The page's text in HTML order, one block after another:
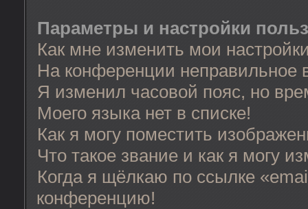
Параметры и настройки
Как мне изменить мои
На конференции неправильное
Я изменил часовой пояс, но
Моего языка нет в списке!
Как я могу поместить
Что такое звание и как я могу
Когда я щёлкаю по ссылке
конференцию!